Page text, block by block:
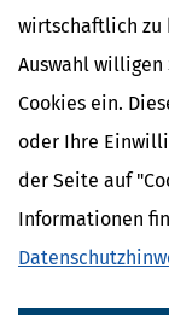
wirtschaftlich zu
Auswahl
Cookies ein.
oder Ihre
der Seite auf
Informationen